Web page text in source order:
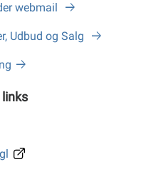
webmail
Udbud og Salg